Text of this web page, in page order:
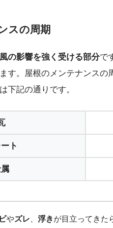
スの周期
の影響を強く受ける部分で
す。屋根のメンテナンスの
下記の通りです。
ト
やズレ 浮きが目立ってきた